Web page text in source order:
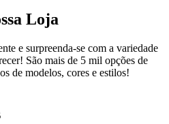
Loja
e surpreenda-se com a variedade
São mais de 5 mil opções de
de modelos, cores e estilos!